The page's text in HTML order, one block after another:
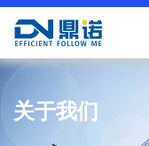
关于我们